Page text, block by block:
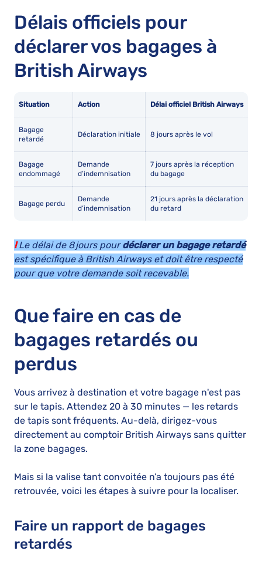
Délais officiels pour
déclarer vos bagages à
British Airways
Situation Action Délai officiel British Airways
Bagage
retardé
Déclaration initiale 8 jours après le vol
Bagage
endommagé
Demande
d’indemnisation
7 jours après la réception
du bagage
Bagage perdu
Demande
d’indemnisation
21 jours après la déclaration
du retard
!Le délai de 8 jours pourdéclarer un bagage retardé
est spécifique à British Airways et doit être respecté
pour que votre demande soit recevable.
Que faire en cas de
bagages retardés ou
perdus
Vous arrivez à destination et votre bagage n'est pas
sur le tapis. Attendez 20 à 30 minutes — les retards
de tapis sont fréquents. Au-delà, dirigez-vous
directement au comptoir British Airways sans quitter
la zone bagages.
Mais si la valise tant convoitée n’a toujours pas été
retrouvée, voici les étapes à suivre pour la localiser.
Faire un rapport de bagages
retardés